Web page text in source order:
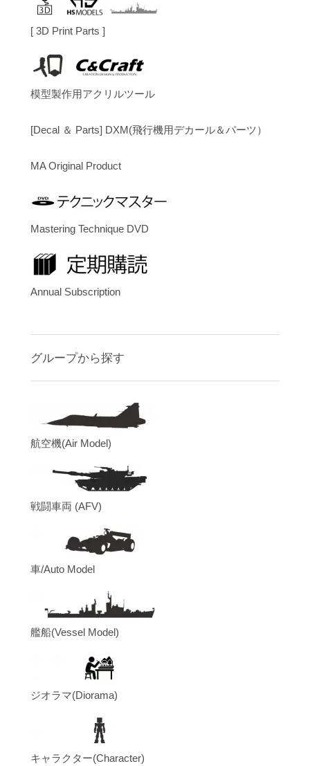
[ 3D Print Parts ]
模型製作用アクリルツール
[Decal ＆ Parts] DXM(飛行機用デカール＆パーツ）
MA Original Product
Mastering Technique DVD
Annual Subscription
グループから探す
航空機(Air Model)
戦闘車両 (AFV)
車/Auto Model
艦船(Vessel Model)
ジオラマ(Diorama)
キャラクター(Character)